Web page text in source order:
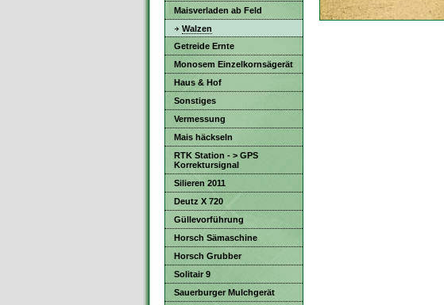
Maisverladen ab Feld
Walzen
Getreide Ernte
Monosem Einzelkornsägerät
Haus & Hof
Sonstiges
Vermessung
Mais häckseln
RTK Station - > GPS
Korrektursignal
Silieren 2011
Deutz X 720
Güllevorführung
Horsch Sämaschine
Horsch Grubber
Solitair 9
Sauerburger Mulchgerät